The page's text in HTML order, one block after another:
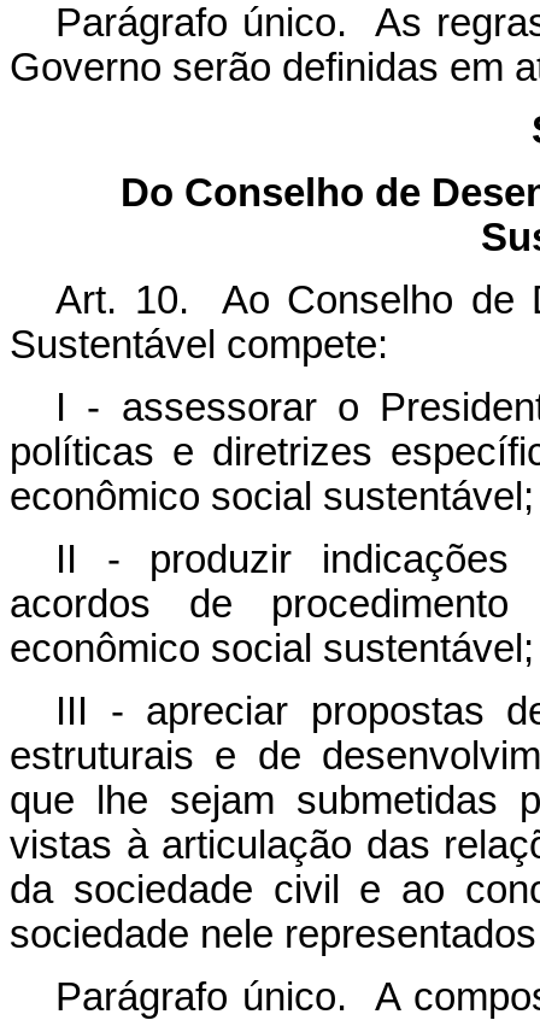
Parágrafo único. As
Governo serão definidas em
Do Conselho de
Art. 10. Ao Conselho de
Sustentável compete:
I - assessorar o
políticas e diretrizes
econômico social sustentável;
II - produzir indicações
acordos de
econômico social
III - apreciar propostas
estruturais e de
que lhe sejam submetidas
vistas à articulação das
da sociedade civil e ao
sociedade nele
Parágrafo único. A